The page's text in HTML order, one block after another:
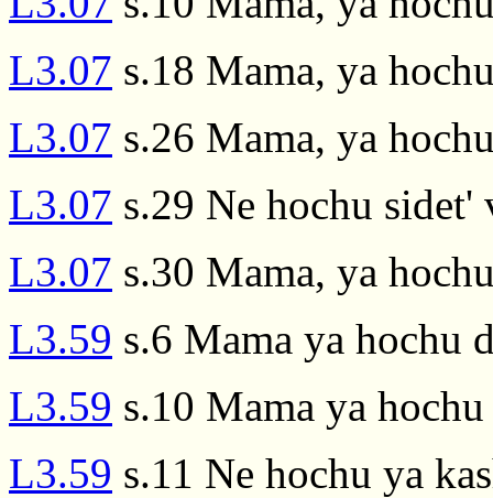
L3.07 s.18 Mama, ya
L3.07 s.26 Mama, ya
L3.07 s.29 Ne hochu sidet'
L3.07 s.30 Mama, ya
L3.59 s.6 Mama ya hochu
L3.59 s.10 Mama ya
L3.59 s.11 Ne hochu ya